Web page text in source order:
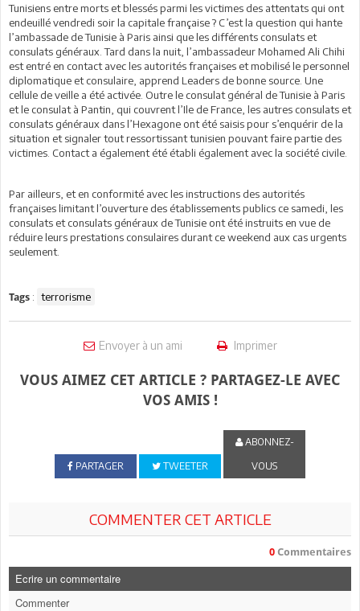
Tunisiens entre morts et blessés parmi les victimes des attentats qui ont
endeuillé vendredi soir la capitale française ? C’est la question qui hante
l’ambassade de Tunisie à Paris ainsi que les différents consulats et
consulats généraux. Tard dans la nuit, l’ambassadeur Mohamed Ali Chihi
est entré en contact avec les autorités françaises et mobilisé le personnel
diplomatique et consulaire, apprend Leaders de bonne source. Une
cellule de veille a été activée. Outre le consulat général de Tunisie à Paris
et le consulat à Pantin, qui couvrent l’Ile de France, les autres consulats et
consulats généraux dans l’Hexagone ont été saisis pour s’enquérir de la
situation et signaler tout ressortissant tunisien pouvant faire partie des
victimes. Contact a également été établi également avec la société civile.
Par ailleurs, et en conformité avec les instructions des autorités
françaises limitant l’ouverture des établissements publics ce samedi, les
consulats et consulats généraux de Tunisie ont été instruits en vue de
réduire leurs prestations consulaires durant ce weekend aux cas urgents
seulement.
Tags : terrorisme
Envoyer à un ami Imprimer
VOUS AIMEZ CET ARTICLE ? PARTAGEZ-LE AVEC
VOS AMIS !
PARTAGER TWEETER
ABONNEZ-
VOUS
COMMENTER CET ARTICLE
0 Commentaires
Ecrire un commentaire
Commenter